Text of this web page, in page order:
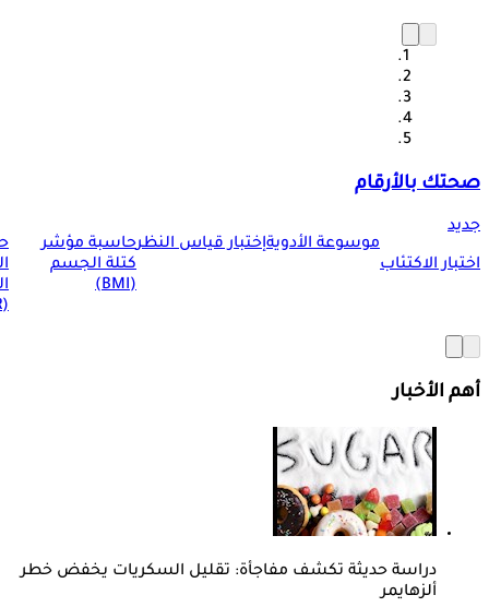
صحتك بالأرقام
جديد
اختبار الاكتئاب
موسوعة الأدويةإختبار قياس النظرحاسبة مؤشر
كتلة الجسم
(BMI)
(BMR)
أهم الأخبار
دراسة حديثة تكشف مفاجأة: تقليل السكريات يخفض خطر
ألزهايمر